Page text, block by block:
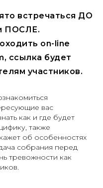
встречаться ДО
ПОСЛЕ.
on-line
ссылка будет
участников.
вас
как и где будет
также
об особенностях
собрания перед
тревожности как